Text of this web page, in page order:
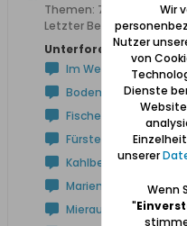
Themen: 723 Beiträge:
Letzter Beitrag:Dom
Unterforen:
Im Werder / Am
Bodenwinkel
Fischerbabke
Fürstenwerder
Kahlberg
Marienau
Mierau
Wir
Nutzer
von
Dienste
unserer
Wenn
"